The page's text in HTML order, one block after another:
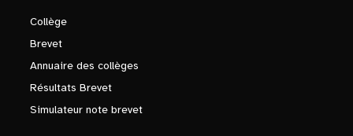
Collège
Brevet
Annuaire des collèges
Résultats Brevet
Simulateur note brevet